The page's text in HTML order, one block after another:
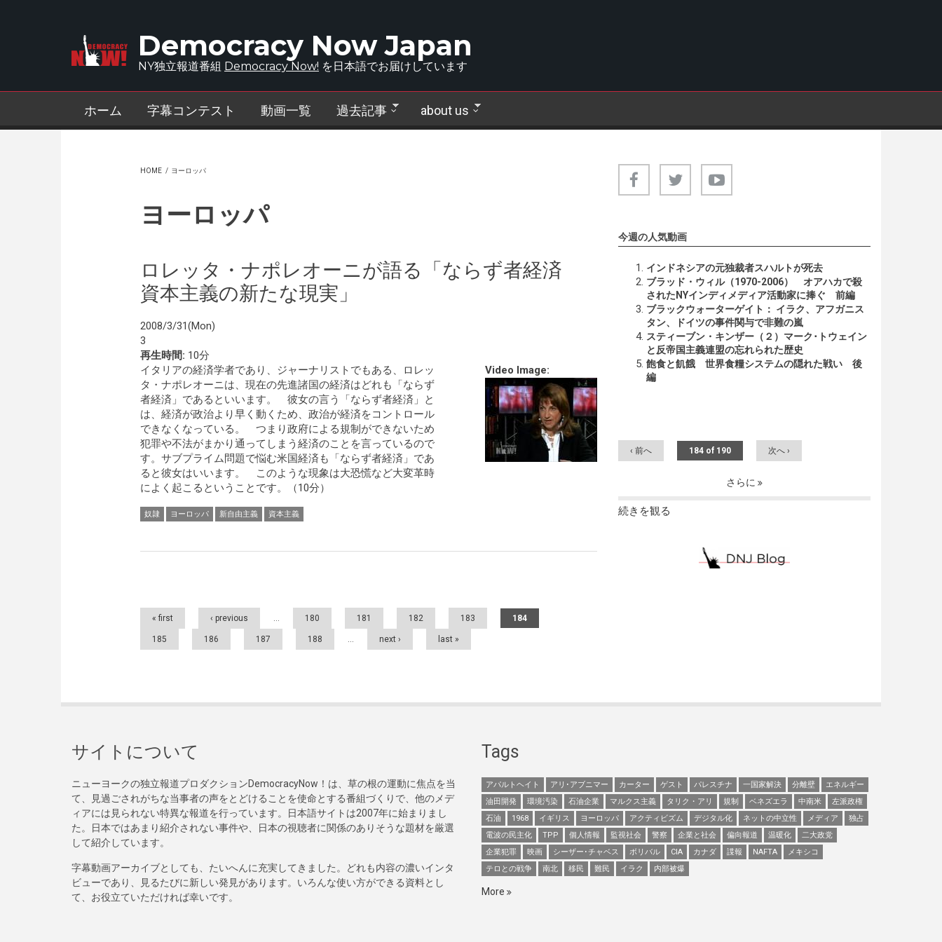
Democracy Now Japan
NY独立報道番組 Democracy Now! を日本語でお届けしています
ホーム 字幕コンテスト 動画一覧 過去記事 about us
HOME / ヨーロッパ
ヨーロッパ
ロレッタ・ナポレオーニが語る「ならず者経済
資本主義の新たな現実」
2008/3/31(Mon)
3
再生時間: 10分
Video Image:
イタリアの経済学者であり、ジャーナリストでもある、ロレッ
タ・ナポレオーニは、現在の先進諸国の経済はどれも「ならず
者経済」であるといいます。 彼女の言う「ならず者経済」と
は、経済が政治より早く動くため、政治が経済をコントロール
できなくなっている。 つまり政府による規制ができないため
犯罪や不法がまかり通ってしまう経済のことを言っているので
す。サブプライム問題で悩む米国経済も「ならず者経済」であ
ると彼女はいいます。 このような現象は大恐慌など大変革時
によく起こるということです。（10分）
奴隷 ヨーロッパ 新自由主義 資本主義
Pages
« first ‹ previous … 180 181 182 183 184
185 186 187 188 … next › last »
今週の人気動画
インドネシアの元独裁者スハルトが死去
ブラッド・ウィル（1970-2006） オアハカで殺
されたNYインディメディア活動家に捧ぐ 前編
ブラックウォーターゲイト： イラク、アフガニス
タン、ドイツの事件関与で非難の嵐
スティーブン・キンザー（２）マーク･トウェイン
と反帝国主義連盟の忘れられた歴史
飽食と飢餓 世界食糧システムの隠れた戦い 後
編
‹ 前へ 184 of 190 次へ ›
さらに
続きを観る
サイトについて
ニューヨークの独立報道プロダクションDemocracyNow！は、草の根の運動に焦点を当
て、見過ごされがちな当事者の声をとどけることを使命とする番組づくりで、他のメデ
ィアには見られない特異な報道を行っています。日本語サイトは2007年に始まりまし
た。日本ではあまり紹介されない事件や、日本の視聴者に関係のありそうな題材を厳選
して紹介しています。
字幕動画アーカイブとしても、たいへんに充実してきました。どれも内容の濃いインタ
ビューであり、見るたびに新しい発見があります。いろんな使い方ができる資料とし
て、お役立ていただければ幸いです。
Tags
アパルトヘイト アリ･アブニマー カーター ゲスト パレスチナ 一国家解決 分離壁
エネルギー
油田開発
環境汚染 石油企業 マルクス主義 タリク・アリ 規制 ベネズエラ 中南米
左派政権
石油
1968 イギリス ヨーロッパ アクティビズム デジタル化 ネットの中立性 メディア
独占
電波の民主化
TPP 個人情報 監視社会 警察 企業と社会 偏向報道 温暖化
二大政党
企業犯罪
映画 シーザー･チャベス ボリバル CIA カナダ 諜報 NAFTA
メキシコ
テロとの戦争
南北 移民 難民 イラク 内部被爆
More